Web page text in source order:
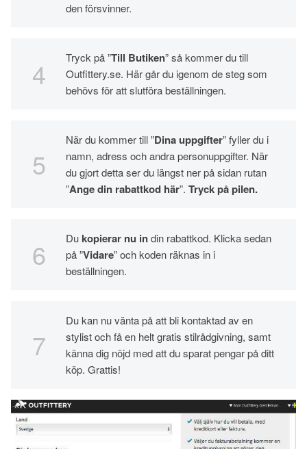
den försvinner.
Tryck på ”Till Butiken” så kommer du till
Outfittery.se. Här går du igenom de steg som
behövs för att slutföra beställningen.
När du kommer till ”Dina uppgifter” fyller du i
namn, adress och andra personuppgifter. När
du gjort detta ser du längst ner på sidan rutan
”Ange din rabattkod här”. Tryck på pilen.
Du kopierar nu indin rabattkod. Klicka sedan
på ”Vidare” och koden räknas in i
beställningen.
Du kan nu vänta på att bli kontaktad av en
stylist och få en helt gratis stilrådgivning, samt
känna dig nöjd med att du sparat pengar på ditt
köp. Grattis!